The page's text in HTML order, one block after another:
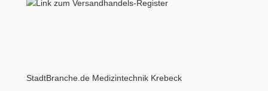
StadtBranche.de Medizintechnik Krebeck